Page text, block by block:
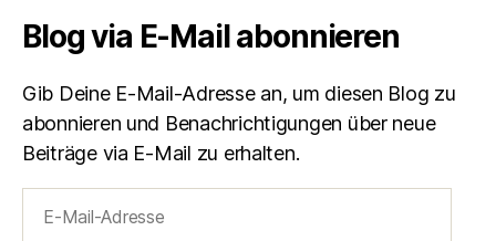
Blog via E-Mail abonnieren
Gib Deine E-Mail-Adresse an, um diesen Blog zu
abonnieren und Benachrichtigungen über neue
Beiträge via E-Mail zu erhalten.
Mail-